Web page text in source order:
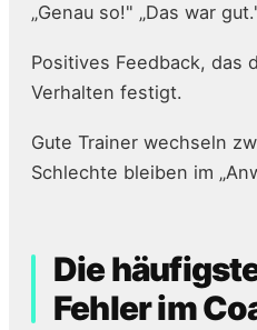
„Genau so!" „Das war
Positives Feedback, das
Verhalten festigt.
Gute Trainer wechseln
Schlechte bleiben im
Die
Fehler im